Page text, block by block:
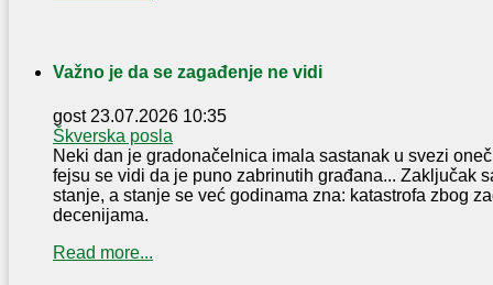
Važno je da se zagađenje ne vidi
gost 23.07.2026 10:35
Škverska posla
Neki dan je gradonačelnica imala sastanak u svezi
fejsu se vidi da je puno zabrinutih građana... Zaključak
stanje, a stanje se već godinama zna: katastrofa zbog
decenijama.
Read more...